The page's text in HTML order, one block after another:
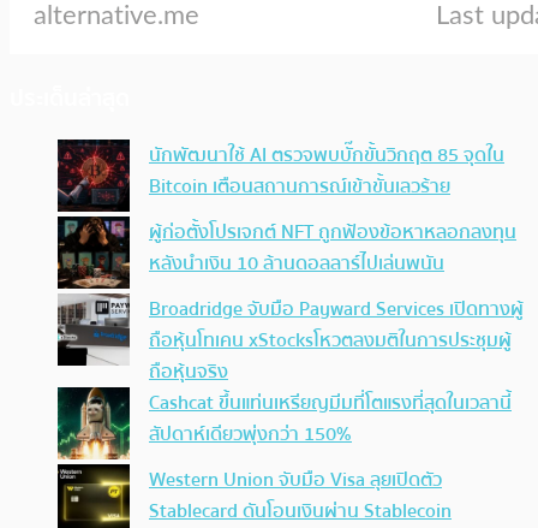
นักพัฒนาใช้ AI ตรวจพบบั๊กขั้นวิกฤต 85 จุดใน
Bitcoin เตือนสถานการณ์เข้าขั้นเลวร้าย
ผู้ก่อตั้งโปรเจกต์ NFT ถูกฟ้องข้อหาหลอกลงทุน
หลังนำเงิน 10 ล้านดอลลาร์ไปเล่นพนัน
Broadridge จับมือ Payward Services เปิดทางผู้
ถือหุ้นโทเคน xStocksโหวตลงมติในการประชุมผู้
ถือหุ้นจริง
Cashcat ขึ้นแท่นเหรียญมีมที่โตแรงที่สุดในเวลานี้
สัปดาห์เดียวพุ่งกว่า 150%
Western Union จับมือ Visa ลุยเปิดตัว
Stablecard ดันโอนเงินผ่าน Stablecoin